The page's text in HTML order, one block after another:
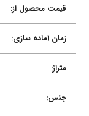
قیمت محصول از:
زمان آماده سازی:
متراژ:
جنس: